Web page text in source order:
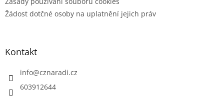
Žádost dotčné osoby na uplatnění jejich práv
Kontakt
info@cznaradi.cz
603912644